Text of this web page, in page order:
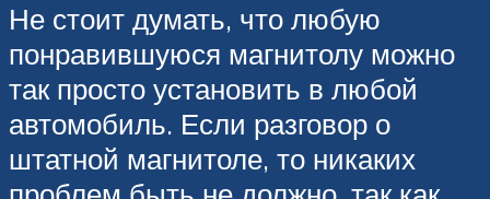
Не стоит думать, что любую
понравившуюся магнитолу можно
так просто установить в любой
автомобиль. Если разговор о
штатной магнитоле, то никаких